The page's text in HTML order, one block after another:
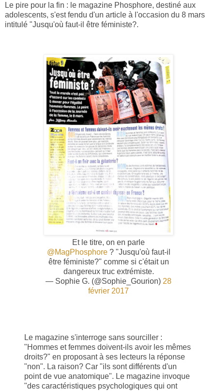
Le pire pour la fin : le magazine Phosphore, destiné aux
adolescents, s'est fendu d'un article à l'occasion du 8 mars
intitulé "Jusqu'où faut-il être féministe?.
Et le titre, on en parle
@MagPhosphore? "Jusqu'où faut-il
être féministe?" comme si c'était un
dangereux truc extrémiste.
— Sophie G. (@Sophie_Gourion) 28
février 2017
Le magazine s'interroge sans sourciller :
"Hommes et femmes doivent-ils avoir les mêmes
droits?" en proposant à ses lecteurs la réponse
"non". La raison? Car "ils sont différents d'un
point de vue anatomique". Le magazine invoque
"des caractéristiques psychologiques qui ont